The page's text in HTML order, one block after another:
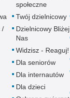
/
społeczne
Twój dzielnicowy
Dzielnicowy Bliżej
Nas
Widzisz - Reaguj!
Dla seniorów
Dla internautów
Dla dzieci